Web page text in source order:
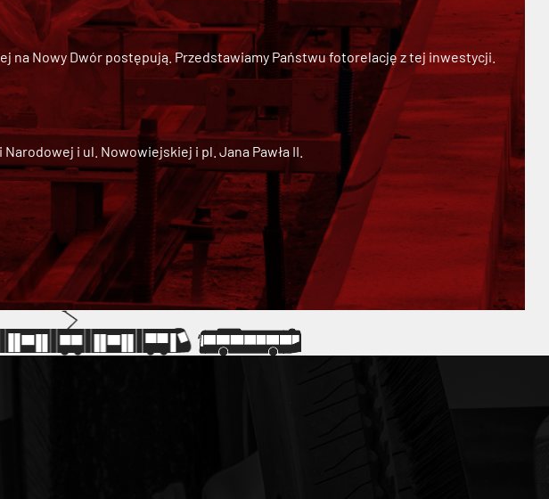
na Nowy Dwórpostępują. Przedstawiamy Państwu fotorelację z tej inwestycji.
i ul. Nowowiejskiej i pl. Jana Pawła II.